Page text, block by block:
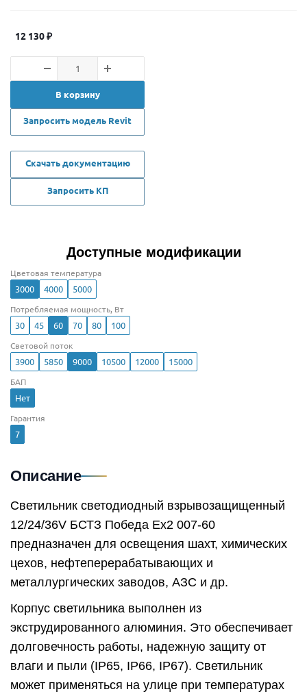
12 130₽
В корзину
Запросить модель Revit
Скачать документацию
Запросить КП
Доступные модификации
Цветовая температура
3000 4000 5000
Потребляемая мощность, Вт
30 45 60 70 80 100
Световой поток
3900 5850 9000 10500 12000 15000
БАП
Нет
Гарантия
7
Описание
Светильник светодиодный взрывозащищенный
12/24/36V БСТЗ Победа Ex2 007-60
предназначен для освещения шахт, химических
цехов, нефтеперерабатывающих и
металлургических заводов, АЗС и др.
Корпус светильника выполнен из
экструдированного алюминия. Это обеспечивает
долговечность работы, надежную защиту от
влаги и пыли (IP65, IP66, IP67). Светильник
может применяться на улице при температурах